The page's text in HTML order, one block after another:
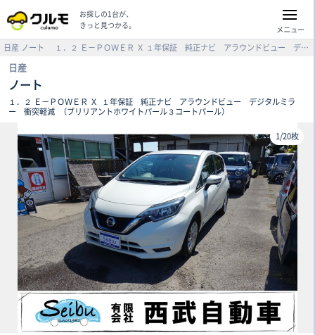
お探しの1台が、
きっと見つかる。
メニュー
日産 ノート １．２ Ｅ－ＰＯＷＥＲ Ｘ １年保証 純正ナビ アラウンドビュー デジタルミラー 衝突軽減 （ブリリアントホワイトパール３コートパール）
日産
ノート
１．２ Ｅ－ＰＯＷＥＲ Ｘ
１年保証 純正ナビ アラウンドビュー デジタルミラ
ー 衝突軽減
（ブリリアントホワイトパール３コートパール）
1/20枚